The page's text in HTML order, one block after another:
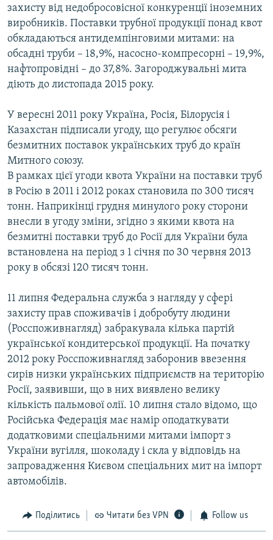
захисту від недобросовісної конкуренції іноземних
виробників. Поставки трубної продукції понад квот
обкладаються антидемпінговими митами: на
обсадні труби – 18,9%, насосно-компресорні – 19,9%,
нафтопровідні – до 37,8%. Загороджувальні мита
діють до листопада 2015 року.
У вересні 2011 року Україна, Росія, Білорусія і
Казахстан підписали угоду, що регулює обсяги
безмитних поставок українських труб до країн
Митного союзу.
В рамках цієї угоди квота України на поставки труб
в Росію в 2011 і 2012 роках становила по 300 тисяч
тонн. Наприкінці грудня минулого року сторони
внесли в угоду зміни, згідно з якими квота на
безмитні поставки труб до Росії для України була
встановлена на період з 1 січня по 30 червня 2013
року в обсязі 120 тисяч тонн.
11 липня Федеральна служба з нагляду у сфері
захисту прав споживачів і добробуту людини
(Росспоживнагляд) забракувала кілька партій
української кондитерської продукції. На початку
2012 року Росспоживнагляд заборонив ввезення
сирів низки українських підприємств на територію
Росії, заявивши, що в них виявлено велику
кількість пальмової олії. 10 липня стало відомо, що
Російська Федерація має намір оподаткувати
додатковими спеціальними митами імпорт з
України вугілля, шоколаду і скла у відповідь на
запровадження Києвом спеціальних мит на імпорт
автомобілів.
Поділитись Читати без VPN Follow us